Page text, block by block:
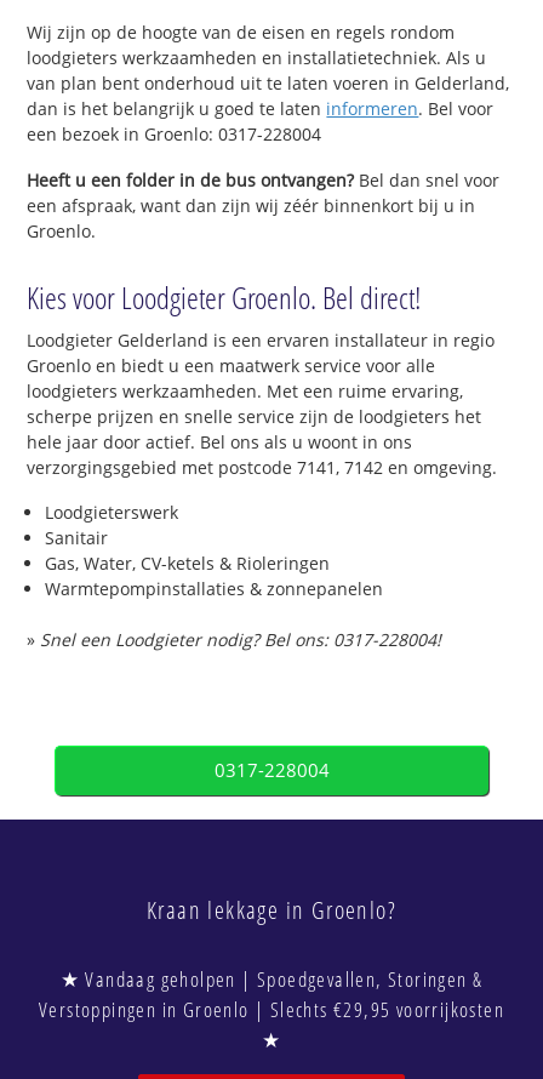
Wij zijn op de hoogte van de eisen en regels rondom
loodgieters werkzaamheden en installatietechniek. Als u
van plan bent onderhoud uit te laten voeren in Gelderland,
dan is het belangrijk u goed te laten informeren. Bel voor
een bezoek in Groenlo: 0317-228004
Heeft u een folder in de bus ontvangen?Bel dan snel voor
een afspraak, want dan zijn wij zéér binnenkort bij u in
Groenlo.
Kies voor Loodgieter Groenlo. Bel direct!
Loodgieter Gelderland is een ervaren installateur in regio
Groenlo en biedt u een maatwerk service voor alle
loodgieters werkzaamheden. Met een ruime ervaring,
scherpe prijzen en snelle service zijn de loodgieters het
hele jaar door actief. Bel ons als u woont in ons
verzorgingsgebied met postcode 7141, 7142 en omgeving.
Loodgieterswerk
Sanitair
Gas, Water, CV-ketels & Rioleringen
Warmtepompinstallaties & zonnepanelen
» Snel een Loodgieter nodig? Bel ons: 0317-228004!
0317-228004
Kraan lekkage in Groenlo?
★ Vandaag geholpen | Spoedgevallen, Storingen &
Verstoppingen in Groenlo | Slechts €29,95 voorrijkosten
★